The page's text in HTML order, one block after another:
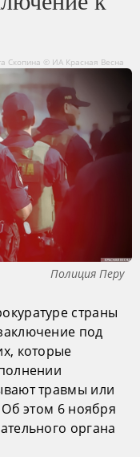
Скопина © ИА Красная Весна
Полиция Перу
страны
под
которые
травмы или
этом 6 ноября
органа